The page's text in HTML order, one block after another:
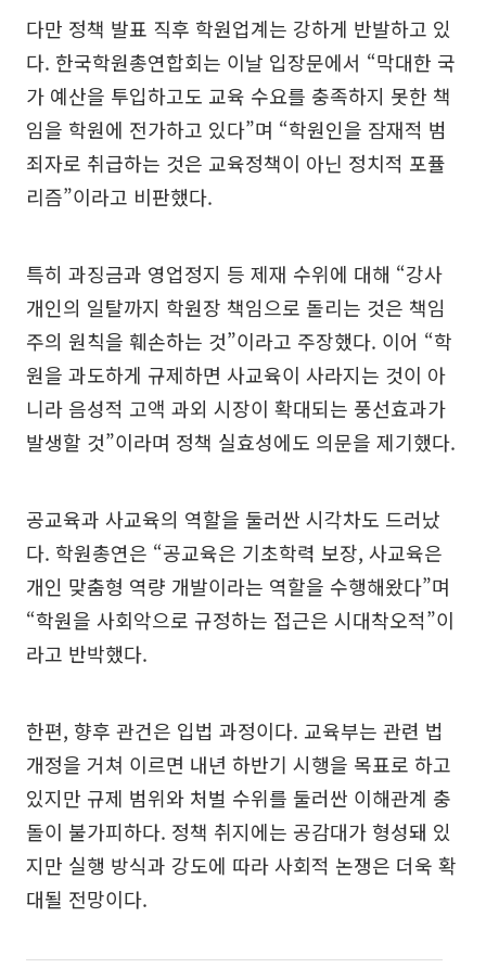
다만 정책 발표 직후 학원업계는 강하게 반발하고 있
다. 한국학원총연합회는 이날 입장문에서 “막대한 국
가 예산을 투입하고도 교육 수요를 충족하지 못한 책
임을 학원에 전가하고 있다”며 “학원인을 잠재적 범
죄자로 취급하는 것은 교육정책이 아닌 정치적 포퓰
리즘”이라고 비판했다.
특히 과징금과 영업정지 등 제재 수위에 대해 “강사
개인의 일탈까지 학원장 책임으로 돌리는 것은 책임
주의 원칙을 훼손하는 것”이라고 주장했다. 이어 “학
원을 과도하게 규제하면 사교육이 사라지는 것이 아
니라 음성적 고액 과외 시장이 확대되는 풍선효과가
발생할 것”이라며 정책 실효성에도 의문을 제기했다.
공교육과 사교육의 역할을 둘러싼 시각차도 드러났
다. 학원총연은 “공교육은 기초학력 보장, 사교육은
개인 맞춤형 역량 개발이라는 역할을 수행해왔다”며
“학원을 사회악으로 규정하는 접근은 시대착오적”이
라고 반박했다.
한편, 향후 관건은 입법 과정이다. 교육부는 관련 법
개정을 거쳐 이르면 내년 하반기 시행을 목표로 하고
있지만 규제 범위와 처벌 수위를 둘러싼 이해관계 충
돌이 불가피하다. 정책 취지에는 공감대가 형성돼 있
지만 실행 방식과 강도에 따라 사회적 논쟁은 더욱 확
대될 전망이다.